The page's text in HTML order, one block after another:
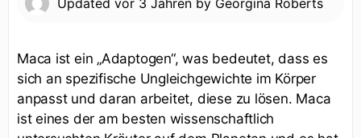
Updated vor 3 Jahren by Georgina Roberts
Maca ist ein „Adaptogen“, was bedeutet, dass es
sich an spezifische Ungleichgewichte im Körper
anpasst und daran arbeitet, diese zu lösen. Maca
ist eines der am besten wissenschaftlich